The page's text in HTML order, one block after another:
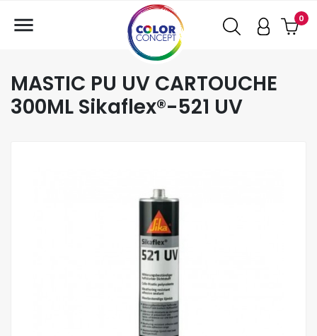
0

MASTIC PU UV CARTOUCHE
300ML Sikaflex®-521 UV